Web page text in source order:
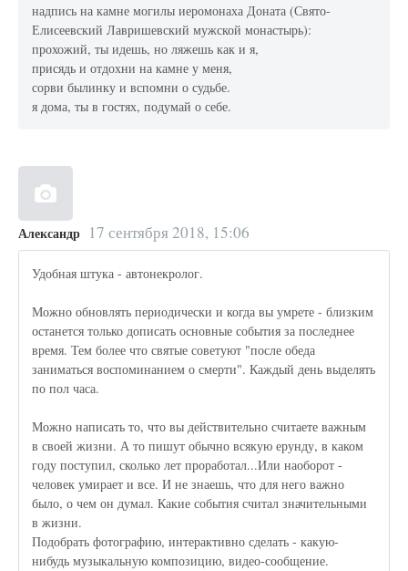
надпись на камне могилы иеромонаха Доната (Свято-
Елисеевский Лавришевский мужской монастырь):
прохожий, ты идешь, но ляжешь как и я,
присядь и отдохни на камне у меня,
сорви былинку и вспомни о судьбе.
я дома, ты в гостях, подумай о себе.
Александр 17 сентября 2018, 15:06
Удобная штука - автонекролог.
Можно обновлять периодически и когда вы умрете - близким
останется только дописать основные события за последнее
время. Тем более что святые советуют "после обеда
заниматься воспоминанием о смерти". Каждый день выделять
по пол часа.
Можно написать то, что вы действительно считаете важным
в своей жизни. А то пишут обычно всякую ерунду, в каком
году поступил, сколько лет проработал...Или наоборот -
человек умирает и все. И не знаешь, что для него важно
было, о чем он думал. Какие события считал значительными
в жизни.
Подобрать фотографию, интерактивно сделать - какую-
нибудь музыкальную композицию, видео-сообщение.